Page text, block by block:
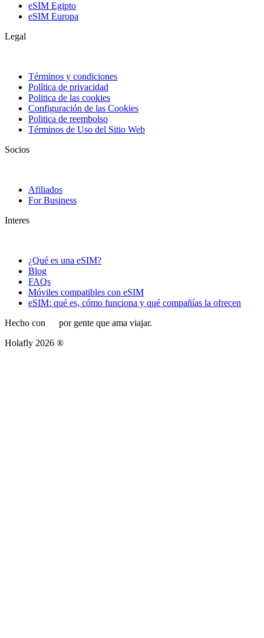
eSIM Egipto
eSIM Europa
Legal
Términos y condiciones
Política de privacidad
Politica de las cookies
Configuración de las Cookies
Politica de reembolso
Términos de Uso del Sitio Web
Socios
Afiliados
For Business
Interes
¿Qué es una eSIM?
Blog
FAQs
Móviles compatibles con eSIM
eSIM: qué es, cómo funciona y qué compañías la ofrecen
Hecho con
por gente que ama viajar.
Holafly 2026 ®